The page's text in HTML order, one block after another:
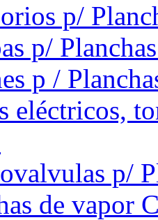
p/
p/
p /
eléctricos,
p/
de vapor